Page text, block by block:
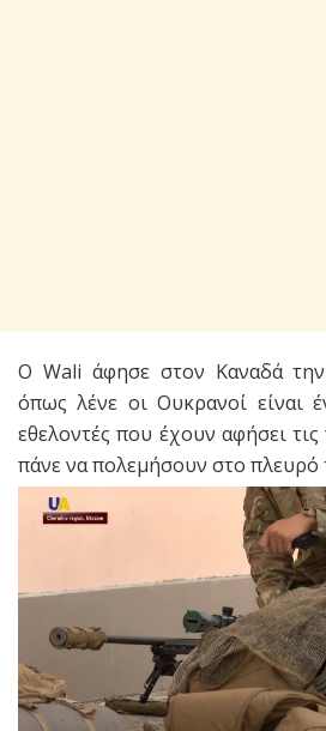
Ο Wali άφησε στον Καναδά την
όπως λένε οι Ουκρανοί είναι
εθελοντές που έχουν αφήσει τις
πάνε να πολεμήσουν στο πλευρό